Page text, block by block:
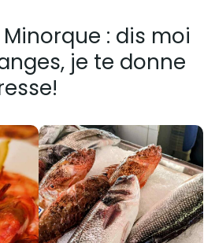
: dis moi
je te donne